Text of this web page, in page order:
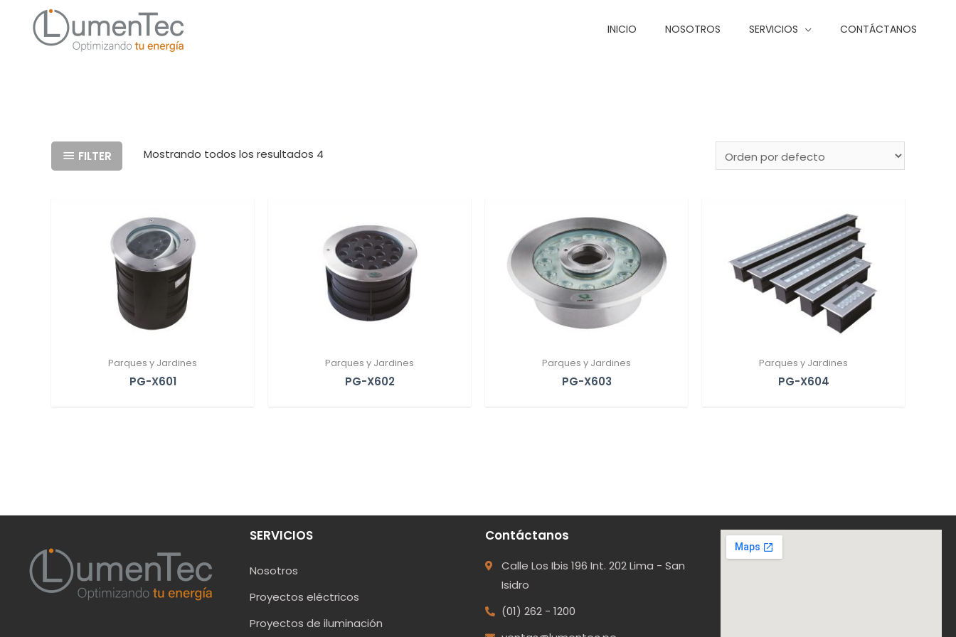
INICIO NOSOTROS SERVICIOS CONTÁCTANOS
FILTER Mostrando todos los resultados 4
Parques y Jardines
PG-X601
Parques y Jardines
PG-X602
Parques y Jardines
PG-X603
Parques y Jardines
PG-X604
SERVICIOS
Nosotros
Proyectos eléctricos
Proyectos de iluminación
Contáctanos
Calle Los Ibis 196 Int. 202 Lima - San
Isidro
(01) 262 - 1200